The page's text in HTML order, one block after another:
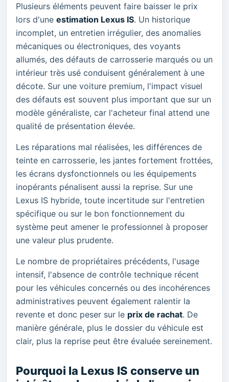
Plusieurs éléments peuvent faire baisser le prix
lors d'une estimation Lexus IS. Un historique
incomplet, un entretien irrégulier, des anomalies
mécaniques ou électroniques, des voyants
allumés, des défauts de carrosserie marqués ou un
intérieur très usé conduisent généralement à une
décote. Sur une voiture premium, l'impact visuel
des défauts est souvent plus important que sur un
modèle généraliste, car l'acheteur final attend une
qualité de présentation élevée.
Les réparations mal réalisées, les différences de
teinte en carrosserie, les jantes fortement frottées,
les écrans dysfonctionnels ou les équipements
inopérants pénalisent aussi la reprise. Sur une
Lexus IS hybride, toute incertitude sur l'entretien
spécifique ou sur le bon fonctionnement du
système peut amener le professionnel à proposer
une valeur plus prudente.
Le nombre de propriétaires précédents, l'usage
intensif, l'absence de contrôle technique récent
pour les véhicules concernés ou des incohérences
administratives peuvent également ralentir la
revente et donc peser sur le prix de rachat. De
manière générale, plus le dossier du véhicule est
clair, plus la reprise peut être évaluée sereinement.
Pourquoi la Lexus IS conserve un